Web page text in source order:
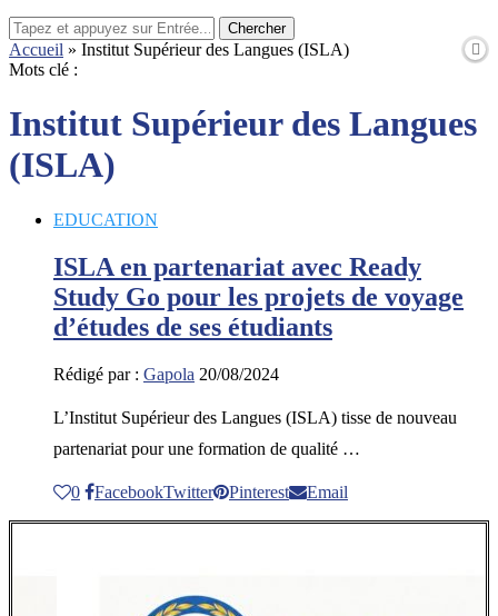
Chercher
Accueil » Institut Supérieur des Langues (ISLA)
Mots clé :
Institut Supérieur des Langues
(ISLA)
EDUCATION
ISLA en partenariat avec Ready
Study Go pour les projets de voyage
d’études de ses étudiants
Rédigé par : Gapola 20/08/2024
L’Institut Supérieur des Langues (ISLA) tisse de nouveau
partenariat pour une formation de qualité …
0 FacebookTwitter Pinterest Email